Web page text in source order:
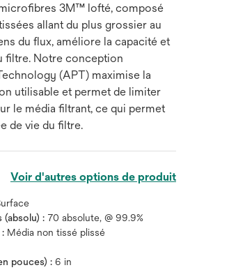
3M™ lofté, composé
allant du plus grossier au
du flux, améliore la capacité et
filtre. Notre conception
(APT) maximise la
utilisable et permet de limiter
le média filtrant, ce qui permet
de vie du filtre.
Voir d'autres options de produit
(absolu) : 70 absolute, @ 99.9%
Média non tissé plissé
pouces) :6 in